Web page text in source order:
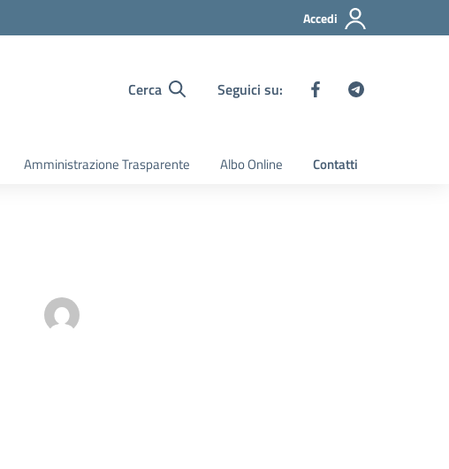
Accedi
Cerca Seguici su:
Amministrazione Trasparente Albo Online Contatti